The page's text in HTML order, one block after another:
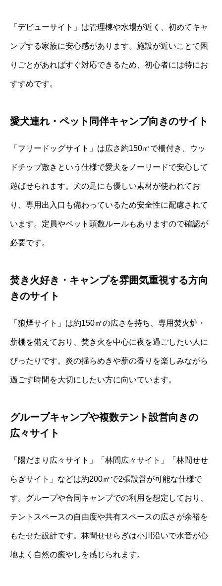
「デビューサイト」は管理棟や水場が近く、初めてキャ
ンプする家族に安心感があります。施設が近いことで困
りごとがあればすぐ対応できるため、初心者には特にお
すすめです。
愛犬連れ・ペット同伴キャンプ向きのサイト
「フリードッグサイト」は広さ約150㎡で柵付き、ウッ
ドチップ敷きという仕様で愛犬をノーリードで安心して
遊ばせられます。犬の足にも優しい素材が使われてお
り、専用出入口も備わっているため安全性に配慮されて
います。定員やペット頭数ルールもありますので確認が
必要です。
焚き火好き・キャンプを雰囲気重視する方向
きのサイト
「狼煙サイト」は約150㎡の広さを持ち、専用焚火炉・
薪棚を備えており、焚き火を中心に夜を過ごしたい人に
ぴったりです。炎の揺らめきや薪の香りを楽しみながら
過ごす時間を大切にしたい方に向いています。
グループキャンプや複数テント設営向きの
広々サイト
「陽だまり広々サイト」「林間広々サイト」「林間せせ
らぎサイト」などは約200㎡で2張設営が可能な仕様で
す。グループや合同キャンプでの利用を想定しており、
テントスペースの自由度や共有スペースの広さが余裕を
もたせた設計です。林間せせらぎは小川沿いで水音が心
地よく自然の癒やしを感じられます。